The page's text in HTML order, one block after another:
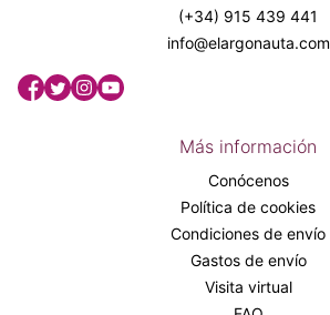
(+34) 915 439 441
info@elargonauta.com
Más información
Conócenos
Política de cookies
Condiciones de envío
Gastos de envío
Visita virtual